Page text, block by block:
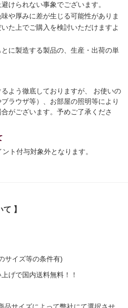
けられない事象でございます。
や厚みに差が生じる可能性がありま
た上でご購入を検討いただけますよ
とに製造する製品の、生産・出荷の単
よう徹底しておりますが、 お使いの
ラウザ等）、お部屋の照明等により
がございます。予めご了承くださ
ト付与対象外となります。
】
サイズ等の条件有)
げで国内送料無料！！
サイズによって弊社にて選択させ